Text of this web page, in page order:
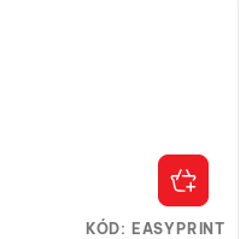
KÓD: EASYPRINT